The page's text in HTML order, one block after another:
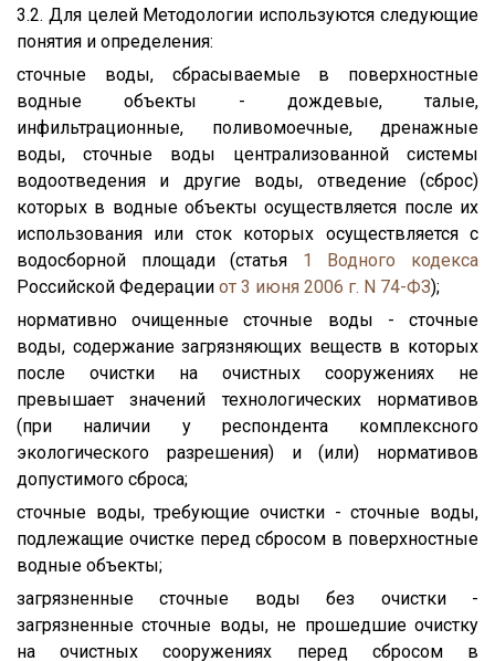
3.2. Для целей Методологии используются следующие
понятия и определения:
сточные воды, сбрасываемые в поверхностные
водные объекты - дождевые, талые,
инфильтрационные, поливомоечные, дренажные
воды, сточные воды централизованной системы
водоотведения и другие воды, отведение (сброс)
которых в водные объекты осуществляется после их
использования или сток которых осуществляется с
водосборной площади (статья 1
Водного кодекса
Российской Федерации от 3 июня 2006 г. N 74-ФЗ);
нормативно очищенные сточные воды - сточные
воды, содержание загрязняющих веществ в которых
после очистки на очистных сооружениях не
превышает значений технологических нормативов
(при наличии у респондента комплексного
экологического разрешения) и (или) нормативов
допустимого сброса;
сточные воды, требующие очистки - сточные воды,
подлежащие очистке перед сбросом в поверхностные
водные объекты;
загрязненные сточные воды без очистки -
загрязненные сточные воды, не прошедшие очистку
на очистных сооружениях перед сбросом в